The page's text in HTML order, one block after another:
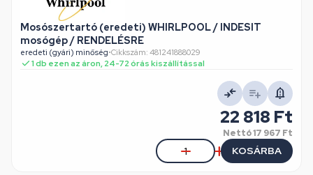
Mosószertartó (eredeti) WHIRLPOOL / INDESIT
mosógép / RENDELÉSRE
eredeti (gyári) minőség•Cikkszám: 481241888029
1 db ezen az áron, 24-72 órás kiszállítással
22 818 Ft
Nettó17 967 Ft
KOSÁRBA